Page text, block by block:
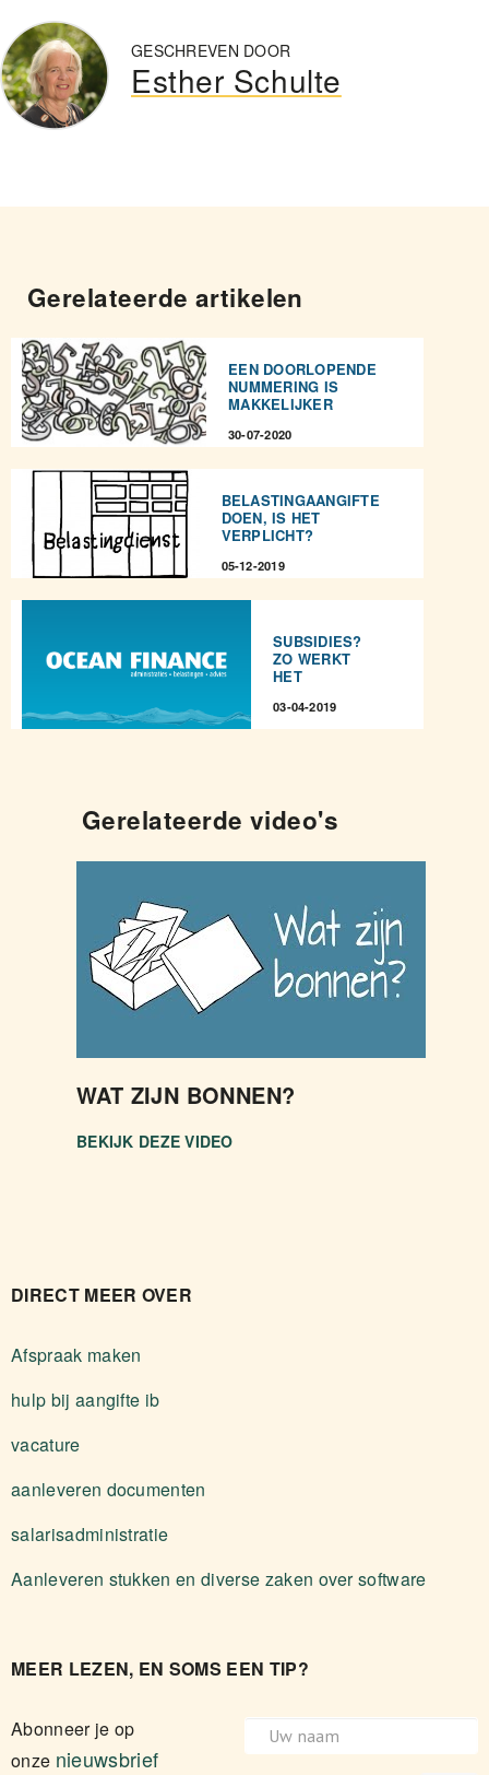
GESCHREVEN DOOR
Esther Schulte
Gerelateerde artikelen
EEN DOORLOPENDE
NUMMERING IS
MAKKELIJKER
30-07-2020
BELASTINGAANGIFTE
DOEN, IS HET
VERPLICHT?
05-12-2019
SUBSIDIES?
ZO WERKT
HET
03-04-2019
Gerelateerde video's
WAT ZIJN BONNEN?
BEKIJK DEZE VIDEO
DIRECT MEER OVER
Afspraak maken
hulp bij aangifte ib
vacature
aanleveren documenten
salarisadministratie
Aanleveren stukken en diverse zaken over software
MEER LEZEN, EN SOMS EEN TIP?
Abonneer je op
onze nieuwsbrief